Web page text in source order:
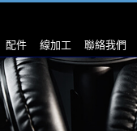
配件 線加工 聯絡我們